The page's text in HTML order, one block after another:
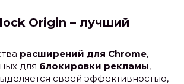
Origin – лучший
расширений для Chrome,
для блокировки рекламы,
своей эффективностью,